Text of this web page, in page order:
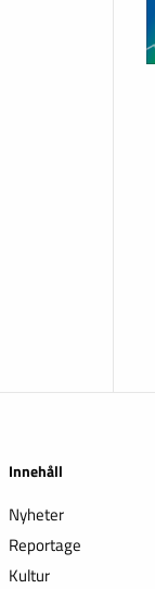
Innehåll
Nyheter
Reportage
Kultur